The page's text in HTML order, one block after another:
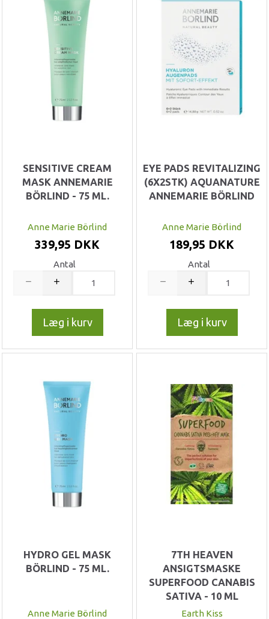
SENSITIVE CREAM
MASK ANNEMARIE
BÖRLIND - 75 ML.
Anne Marie Börlind
339,95 DKK
Antal
Læg i kurv
EYE PADS REVITALIZING
(6X2STK) AQUANATURE
ANNEMARIE BÖRLIND
Anne Marie Börlind
189,95 DKK
Antal
Læg i kurv
HYDRO GEL MASK
BÖRLIND - 75 ML.
Anne Marie Börlind
7TH HEAVEN
ANSIGTSMASKE
SUPERFOOD CANABIS
SATIVA - 10 ML
Earth Kiss